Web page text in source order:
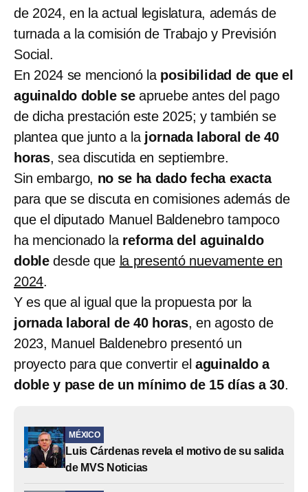
de 2024, en la actual legislatura, además de
turnada a la comisión de Trabajo y Previsión
Social.
En 2024 se mencionó la posibilidad de que el
aguinaldo doble seapruebe antes del pago
de dicha prestación este 2025; y también se
plantea que junto a la jornada laboral de 40
horas, sea discutida en septiembre.
Sin embargo, no se ha dado fecha exacta
para que se discuta en comisiones además de
que el diputado Manuel Baldenebro tampoco
ha mencionado la reforma del aguinaldo
doble desde que la presentó nuevamente en
2024.
Y es que al igual que la propuesta por la
jornada laboral de 40 horas, en agosto de
2023, Manuel Baldenebro presentó un
proyecto para que convertir el aguinaldo a
doble y pase de un mínimo de 15 días a 30.
MÉXICO
Luis Cárdenas revela el motivo de su salida
de MVS Noticias